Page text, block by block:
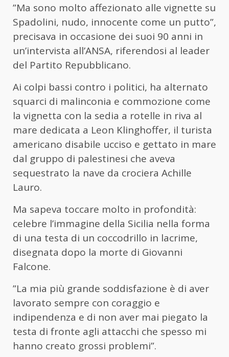
”Ma sono molto affezionato alle vignette su
Spadolini, nudo, innocente come un putto”,
precisava in occasione dei suoi 90 anni in
un’intervista all’ANSA, riferendosi al leader
del Partito Repubblicano.
Ai colpi bassi contro i politici, ha alternato
squarci di malinconia e commozione come
la vignetta con la sedia a rotelle in riva al
mare dedicata a Leon Klinghoffer, il turista
americano disabile ucciso e gettato in mare
dal gruppo di palestinesi che aveva
sequestrato la nave da crociera Achille
Lauro.
Ma sapeva toccare molto in profondità:
celebre l’immagine della Sicilia nella forma
di una testa di un coccodrillo in lacrime,
disegnata dopo la morte di Giovanni
Falcone.
”La mia più grande soddisfazione è di aver
lavorato sempre con coraggio e
indipendenza e di non aver mai piegato la
testa di fronte agli attacchi che spesso mi
hanno creato grossi problemi”.